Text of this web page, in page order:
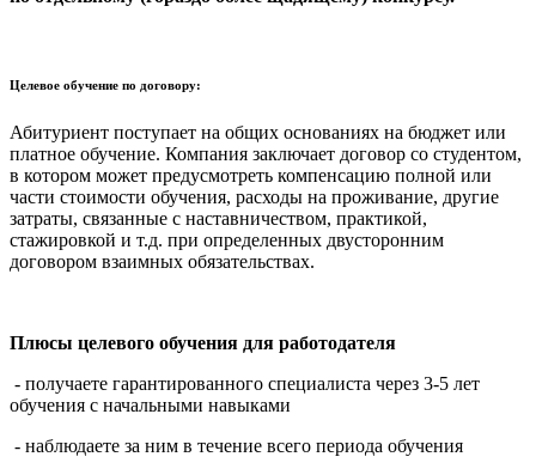
Целевое обучение по договору:
Абитуриент поступает на общих основаниях на бюджет или
платное обучение. Компания заключает договор со студентом,
в котором может предусмотреть компенсацию полной или
части стоимости обучения, расходы на проживание, другие
затраты, связанные с наставничеством, практикой,
стажировкой и т.д. при определенных двусторонним
договором взаимных обязательствах.
Плюсы целевого обучения для работодателя
- получаете гарантированного специалиста через 3-5 лет
обучения с начальными навыками
- наблюдаете за ним в течение всего периода обучения